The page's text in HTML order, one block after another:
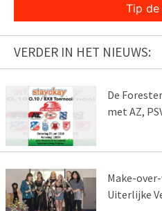
Tip
VERDER IN HET NIEUWS:
De
met AZ,
Make-
Uiterlijke